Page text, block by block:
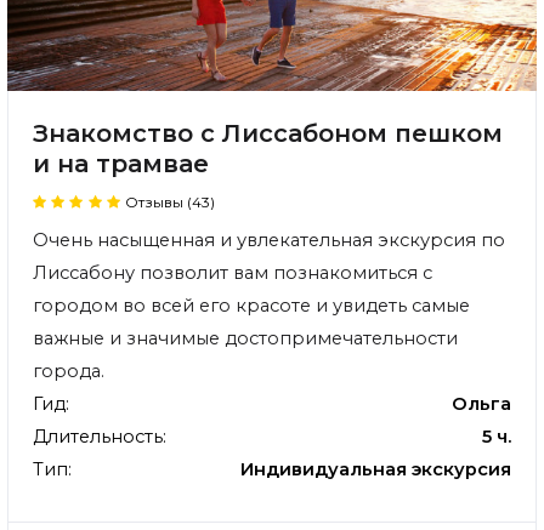
Знакомство с Лиссабоном пешком
и на трамвае
Отзывы (43)
Очень насыщенная и увлекательная экскурсия по
Лиссабону позволит вам познакомиться с
городом во всей его красоте и увидеть самые
важные и значимые достопримечательности
города.
Гид:
Ольга
Длительность:
5 ч.
Тип:
Индивидуальная экскурсия